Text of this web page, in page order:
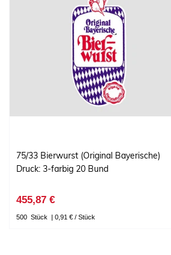
75/33 Bierwurst (Original Bayerische)
Druck: 3-farbig 20 Bund
455,87 €
500 Stück | 0,91 € / Stück